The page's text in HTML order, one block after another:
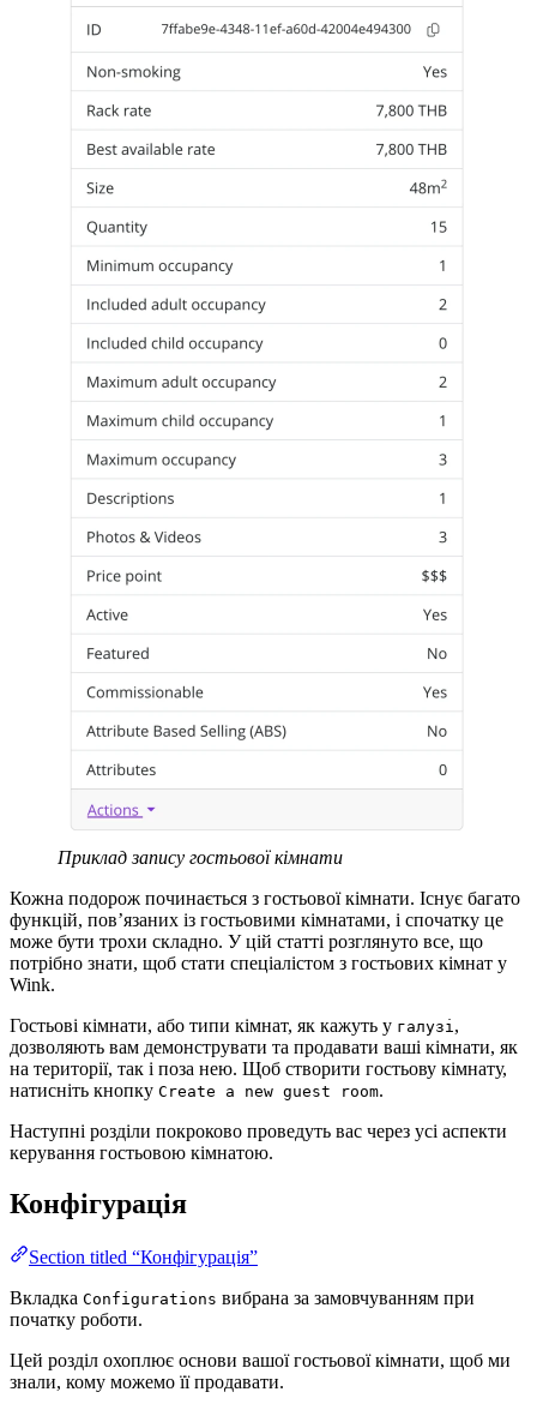
Приклад запису гостьової кімнати
Кожна подорож починається з гостьової кімнати. Існує багато
функцій, пов’язаних із гостьовими кімнатами, і спочатку це
може бути трохи складно. У цій статті розглянуто все, що
потрібно знати, щоб стати спеціалістом з гостьових кімнат у
Wink.
Гостьові кімнати, або типи кімнат, як кажуть у галузі ,
дозволяють вам демонструвати та продавати ваші кімнати, як
на території, так і поза нею. Щоб створити гостьову кімнату,
натисніть кнопку Create a new guest room.
Наступні розділи покроково проведуть вас через усі аспекти
керування гостьовою кімнатою.
Конфігурація
Section titled “Конфігурація”
Вкладка Configurations вибрана за замовчуванням при
початку роботи.
Цей розділ охоплює основи вашої гостьової кімнати, щоб ми
знали, кому можемо її продавати.